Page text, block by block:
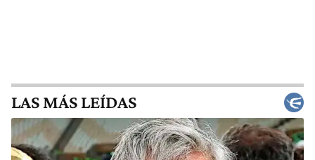
LAS MÁS LEÍDAS